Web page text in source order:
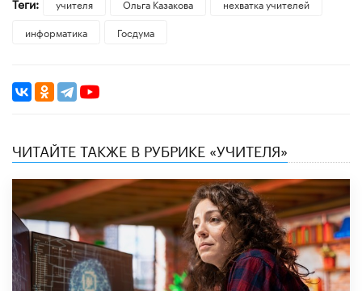
учителя Ольга Казакова
нехватка учителей
информатика
Госдума
ЧИТАЙТЕ ТАКЖЕ В РУБРИКЕ «УЧИТЕЛЯ»